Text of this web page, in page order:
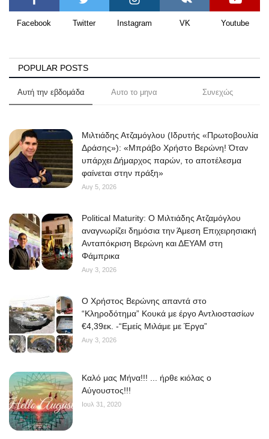
Facebook Twitter Instagram VK Youtube
POPULAR POSTS
Αυτή την εβδομάδα Αυτο το μηνα Συνεχώς
Μιλτιάδης Ατζαμόγλου (Ιδρυτής «Πρωτοβουλία
Δράσης»): «Μπράβο Χρήστο Βερώνη! Όταν
υπάρχει Δήμαρχος παρών, το αποτέλεσμα
φαίνεται στην πράξη»
Αυγ 5, 2026
Political Maturity: Ο Μιλτιάδης Ατζαμόγλου
αναγνωρίζει δημόσια την Άμεση Επιχειρησιακή
Ανταπόκριση Βερώνη και ΔΕΥΑΜ στη
Φάμπρικα
Αυγ 3, 2026
O Χρήστος Βερώνης απαντά στο
“Κληροδότημα” Κουκά με έργο Αντλιοστασίων
€4,39εκ. -“Εμείς Μιλάμε με Έργα”
Αυγ 3, 2026
Kαλό μας Μήνα!!! ... ήρθε κιόλας ο
Αύγουστος!!!
Ιουλ 31, 2020